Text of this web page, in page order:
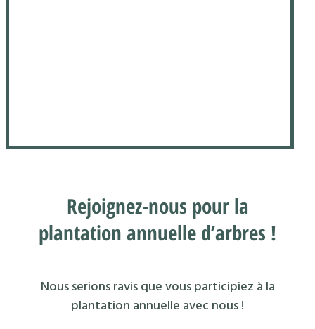
Rejoignez-nous pour la
plantation annuelle d’arbres !
Nous serions ravis que vous participiez à la
plantation annuelle avec nous !